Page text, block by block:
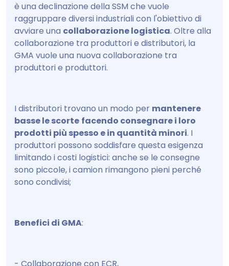
è una declinazione della SSM che vuole
raggruppare diversi industriali con l'obiettivo di
avviare una collaborazione logistica. Oltre alla
collaborazione tra produttori e distributori, la
GMA vuole una nuova collaborazione tra
produttori e produttori.
I distributori trovano un modo per mantenere
basse le scorte facendo consegnare i loro
prodotti più spesso e in quantità minori. I
produttori possono soddisfare questa esigenza
limitando i costi logistici: anche se le consegne
sono piccole, i camion rimangono pieni perché
sono condivisi;
Benefici di GMA: